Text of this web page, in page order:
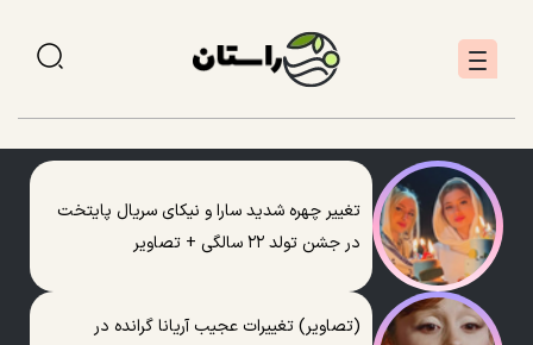
تغییر چهره شدید سارا و نیکای سریال پایتخت
در جشن تولد ۲۲ سالگی + تصاویر
(تصاویر) تغییرات عجیب آریانا گرانده در